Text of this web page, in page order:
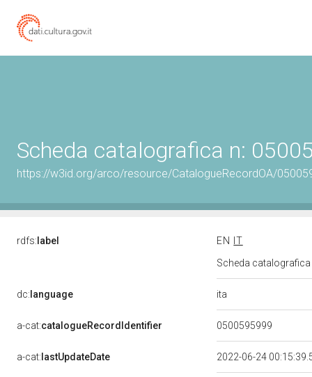
Scheda catalografica n:
https://w3id.org/arco/resource/CatalogueRecordOA/
rdfs: label EN
IT
Scheda
dc: language ita
a-cat:catalogueRecordIdentifier 0500595999
a-cat: lastUpdateDate 2022-06-24